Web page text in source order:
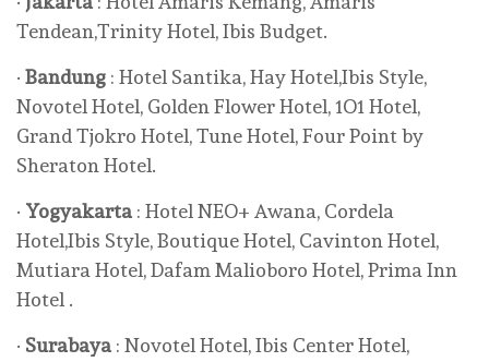
Tendean,Trinity Hotel, Ibis Budget.
· Bandung : Hotel Santika, Hay Hotel,Ibis Style,
Novotel Hotel, Golden Flower Hotel, 1O1 Hotel,
Grand Tjokro Hotel, Tune Hotel, Four Point by
Sheraton Hotel.
· Yogyakarta : Hotel NEO+ Awana, Cordela
Hotel,Ibis Style, Boutique Hotel, Cavinton Hotel,
Mutiara Hotel, Dafam Malioboro Hotel, Prima Inn
Hotel .
· Surabaya : Novotel Hotel, Ibis Center Hotel,